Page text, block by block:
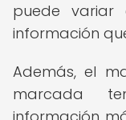
puede variar
información
Además, el
marcada